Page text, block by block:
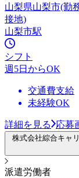
山梨県山梨市(勤
接地)
山梨市駅
シフト
週5日からOK
交通費支給
未経験OK
詳細を見る 応募
株式会社綜合キャ
派遣労働者